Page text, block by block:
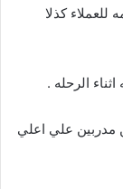
كذلا
الرحله .
مدربين علي اعلي